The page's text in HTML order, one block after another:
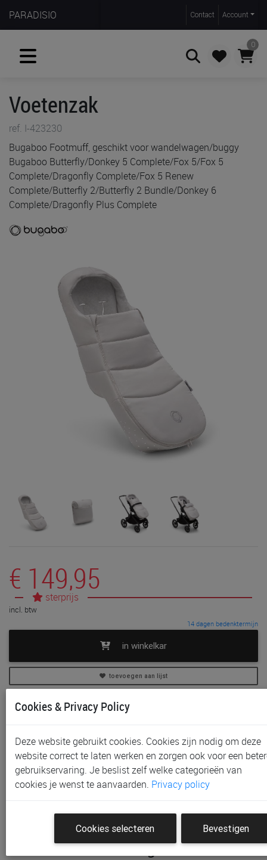
PARADISIO Contact Account
0
Voetenzak
ref. I-423230
Bugaboo Footmuff, geschikt voor wandelwagen/buggy
Bugaboo Butterfly/Donkey 5 Complete/Fox 5/Fox 5
Complete/Dragonfly Complete/Fox 5 Renew
Complete/Butterfly 2/Butterfly 2 Bundle/Donkey 6
Complete/Dragonfly Plus Complete
€ 149,95
sterprijs
incl. btw
14 dagen bedenktermijn
in winkelkar
toevoegen aan lijst
In voorraad
Gratis (na bestelling) af te halen in onze
winkel
Aalst, Sint-Niklaas en Waregem
Gratis verzending *
Voorraad bij Paradisio
Klantenbeoordelingen
Cookies & Privacy Policy
Deze website gebruikt cookies. Cookies zijn nodig om deze
website correct te laten werken en zorgen ook voor een
gebruikservaring. Je beslist zelf welke categorieën van
cookies je wenst te aanvaarden. Privacy policy
Cookies selecteren Bevestigen